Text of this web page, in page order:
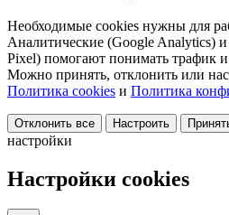
Необходимые cookies нужны для
Аналитические (Google Analytics)
Pixel) помогают понимать трафик и
Можно принять, отклонить или
Политика cookies и Политика
Отклонить все Настроить
настройки
Настройки cookies